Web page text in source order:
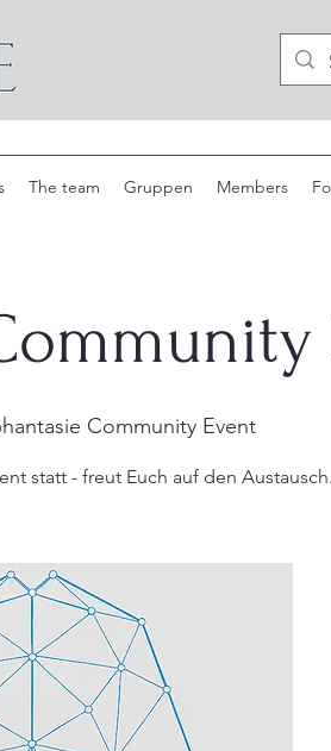
The team Gruppen Members
Community Event
statt - freut Euch auf den Austausch.